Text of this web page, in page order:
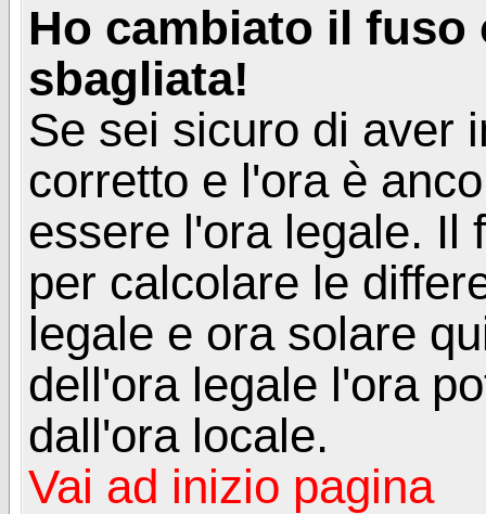
Ho cambiato il fuso
sbagliata!
Se sei sicuro di aver
corretto e l'ora è
essere l'ora legale. Il
per calcolare le
legale e ora solare
dell'ora legale l'ora
dall'ora locale.
Vai ad inizio pagina